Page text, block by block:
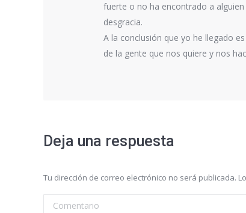
fuerte o no ha encontrado a
desgracia.
A la conclusión que yo he llegado
de la gente que nos quiere y nos
Deja una respuesta
Tu dirección de correo electrónico no será publicada.
Comentario